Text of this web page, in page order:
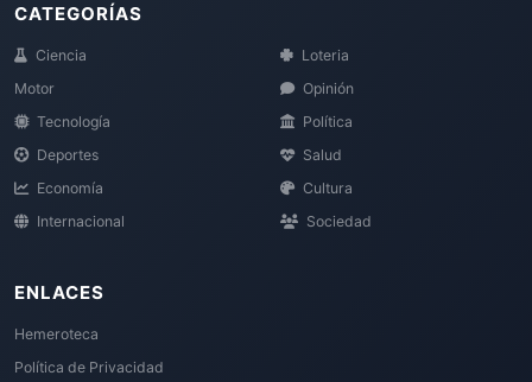
CATEGORÍAS
Ciencia
Motor
Tecnología
Deportes
Economía
Internacional
Loteria
Opinión
Política
Salud
Cultura
Sociedad
ENLACES
Hemeroteca
Política de Privacidad